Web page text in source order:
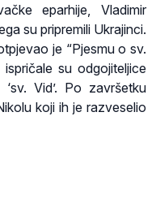
eparhije, Vladimir
su pripremili Ukrajinci.
je “Pjesmu o sv.
su odgojiteljice
Vid’. Po završetku
koji ih je razveselio